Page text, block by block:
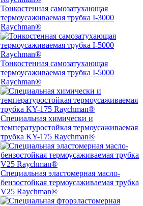
Тонкостенная самозатухающая
термоусаживаемая трубка I-3000
Raychman®
Тонкостенная самозатухающая
термоусаживаемая трубка I-5000
Raychman®
Специальная химически и
температуростойкая термоусаживаемая
трубка KY-175 Raychman®
Специальная эластомерная масло-
бензостойкая термоусаживаемая трубка
V25 Raychman®